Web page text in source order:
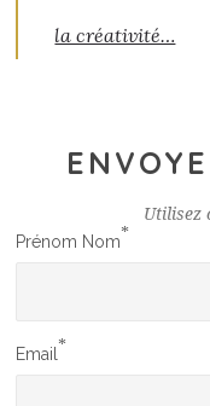
la créativité…
Utilisez
Prénom Nom*
Email *